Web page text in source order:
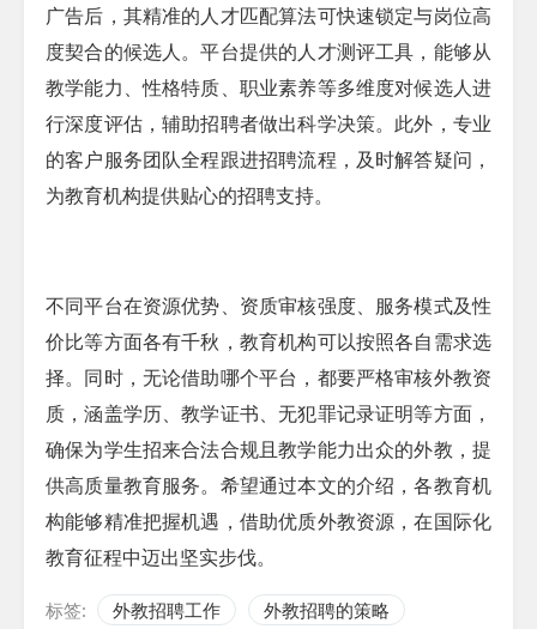
广告后，其精准的人才匹配算法可快速锁定与岗位高
度契合的候选人。平台提供的人才测评工具，能够从
教学能力、性格特质、职业素养等多维度对候选人进
行深度评估，辅助招聘者做出科学决策。此外，专业
的客户服务团队全程跟进招聘流程，及时解答疑问，
为教育机构提供贴心的招聘支持。
不同平台在资源优势、资质审核强度、服务模式及性
价比等方面各有千秋，教育机构可以按照各自需求选
择。同时，无论借助哪个平台，都要严格审核外教资
质，涵盖学历、教学证书、无犯罪记录证明等方面，
确保为学生招来合法合规且教学能力出众的外教，提
供高质量教育服务。希望通过本文的介绍，各教育机
构能够精准把握机遇，借助优质外教资源，在国际化
教育征程中迈出坚实步伐。
标签: 外教招聘工作 外教招聘的策略